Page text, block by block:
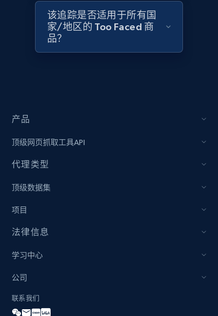
Amazon products global dataset - Collects
products by best sellers category URL
Title, Seller name, Brand, Description, Initial
price, Currency, Availability, Reviews count, and
more.
Amazon products by seller URL
price, Currency, Availability, Reviews count, and
Amazon products global dataset - Collect
Title, Seller name, Brand, Description, Initial
more.
该追踪是否适用于所有国
家/地区的 Too Faced 商
品？
产品
顶级网页抓取工具API
代理类型
顶级数据集
项目
法律信息
学习中心
公司
联系我们